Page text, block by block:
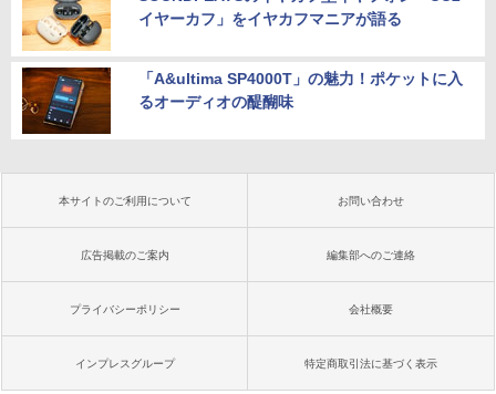
イヤーカフ」をイヤカフマニアが語る
「A&ultima SP4000T」の魅力！ポケットに入
るオーディオの醍醐味
本サイトのご利用について お問い合わせ
広告掲載のご案内 編集部へのご連絡
プライバシーポリシー 会社概要
インプレスグループ 特定商取引法に基づく表示